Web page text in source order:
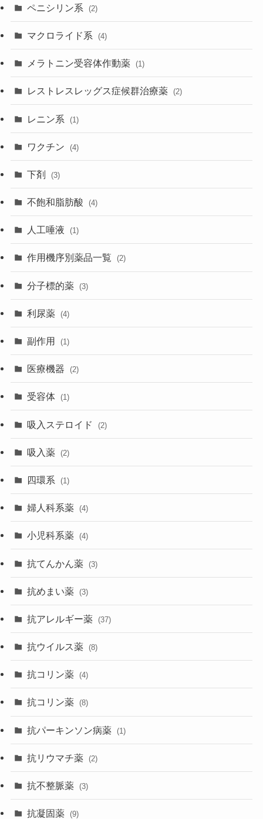
ペニシリン系 (2)
マクロライド系 (4)
メラトニン受容体作動薬 (1)
レストレスレッグス症候群治療薬 (2)
レニン系 (1)
ワクチン (4)
下剤 (3)
不飽和脂肪酸 (4)
人工唾液 (1)
作用機序別薬品一覧 (2)
分子標的薬 (3)
利尿薬 (4)
副作用 (1)
医療機器 (2)
受容体 (1)
吸入ステロイド (2)
吸入薬 (2)
四環系 (1)
婦人科系薬 (4)
小児科系薬 (4)
抗てんかん薬 (3)
抗めまい薬 (3)
抗アレルギー薬 (37)
抗ウイルス薬 (8)
抗コリン薬 (4)
抗コリン薬 (8)
抗パーキンソン病薬 (1)
抗リウマチ薬 (2)
抗不整脈薬 (3)
抗凝固薬 (9)